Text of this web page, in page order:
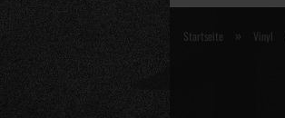
Startseite » Vinyl